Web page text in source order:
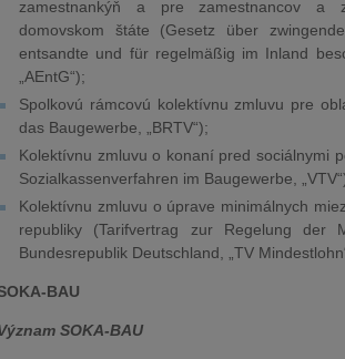
zamestnankýň a pre zamestnancov a
domovskom štáte (Gesetz über
entsandte und für regelmäßig im Inland
„AEntG“);
Spolkovú rámcovú kolektívnu zmluvu pre
das Baugewerbe, „BRTV“);
Kolektívnu zmluvu o konaní pred sociálnymi
Sozialkassenverfahren im Baugewerbe,
Kolektívnu zmluvu o úprave minimálnych
republiky (Tarifvertrag zur Regelung der
Bundesrepublik Deutschland, „TV
BAU
SOKA-BAU